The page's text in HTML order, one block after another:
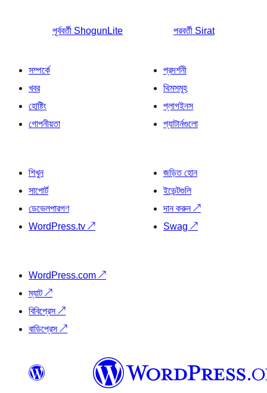
পূর্ববর্তী ShogunLite পরবর্তী Sirat
সম্পর্কে
খবর
হোষ্টিং
গোপনীয়তা
প্রদর্শনী
থিমসমূহ
প্লাগইনস
প্যাটার্নগুলো
শিখুন
সাপোর্ট
ডেভেলপারগণ
WordPress.tv ↗
জড়িত হোন
ইভেন্টগুলি
দান করুন↗
Swag ↗
WordPress.com ↗
ম্যাট↗
বিবিপ্রেস↗
বাডিপ্রেস↗